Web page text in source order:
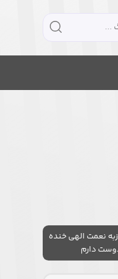
نعمت الهی خنده
دارم